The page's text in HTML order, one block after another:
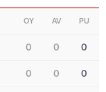
OY AV PU
0 0 0
0 0 0